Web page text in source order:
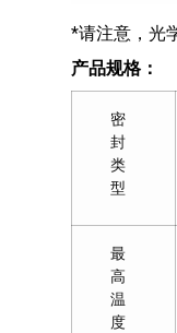
*请注意，光
产品规格：
密
封
类
型
最
高
温
度